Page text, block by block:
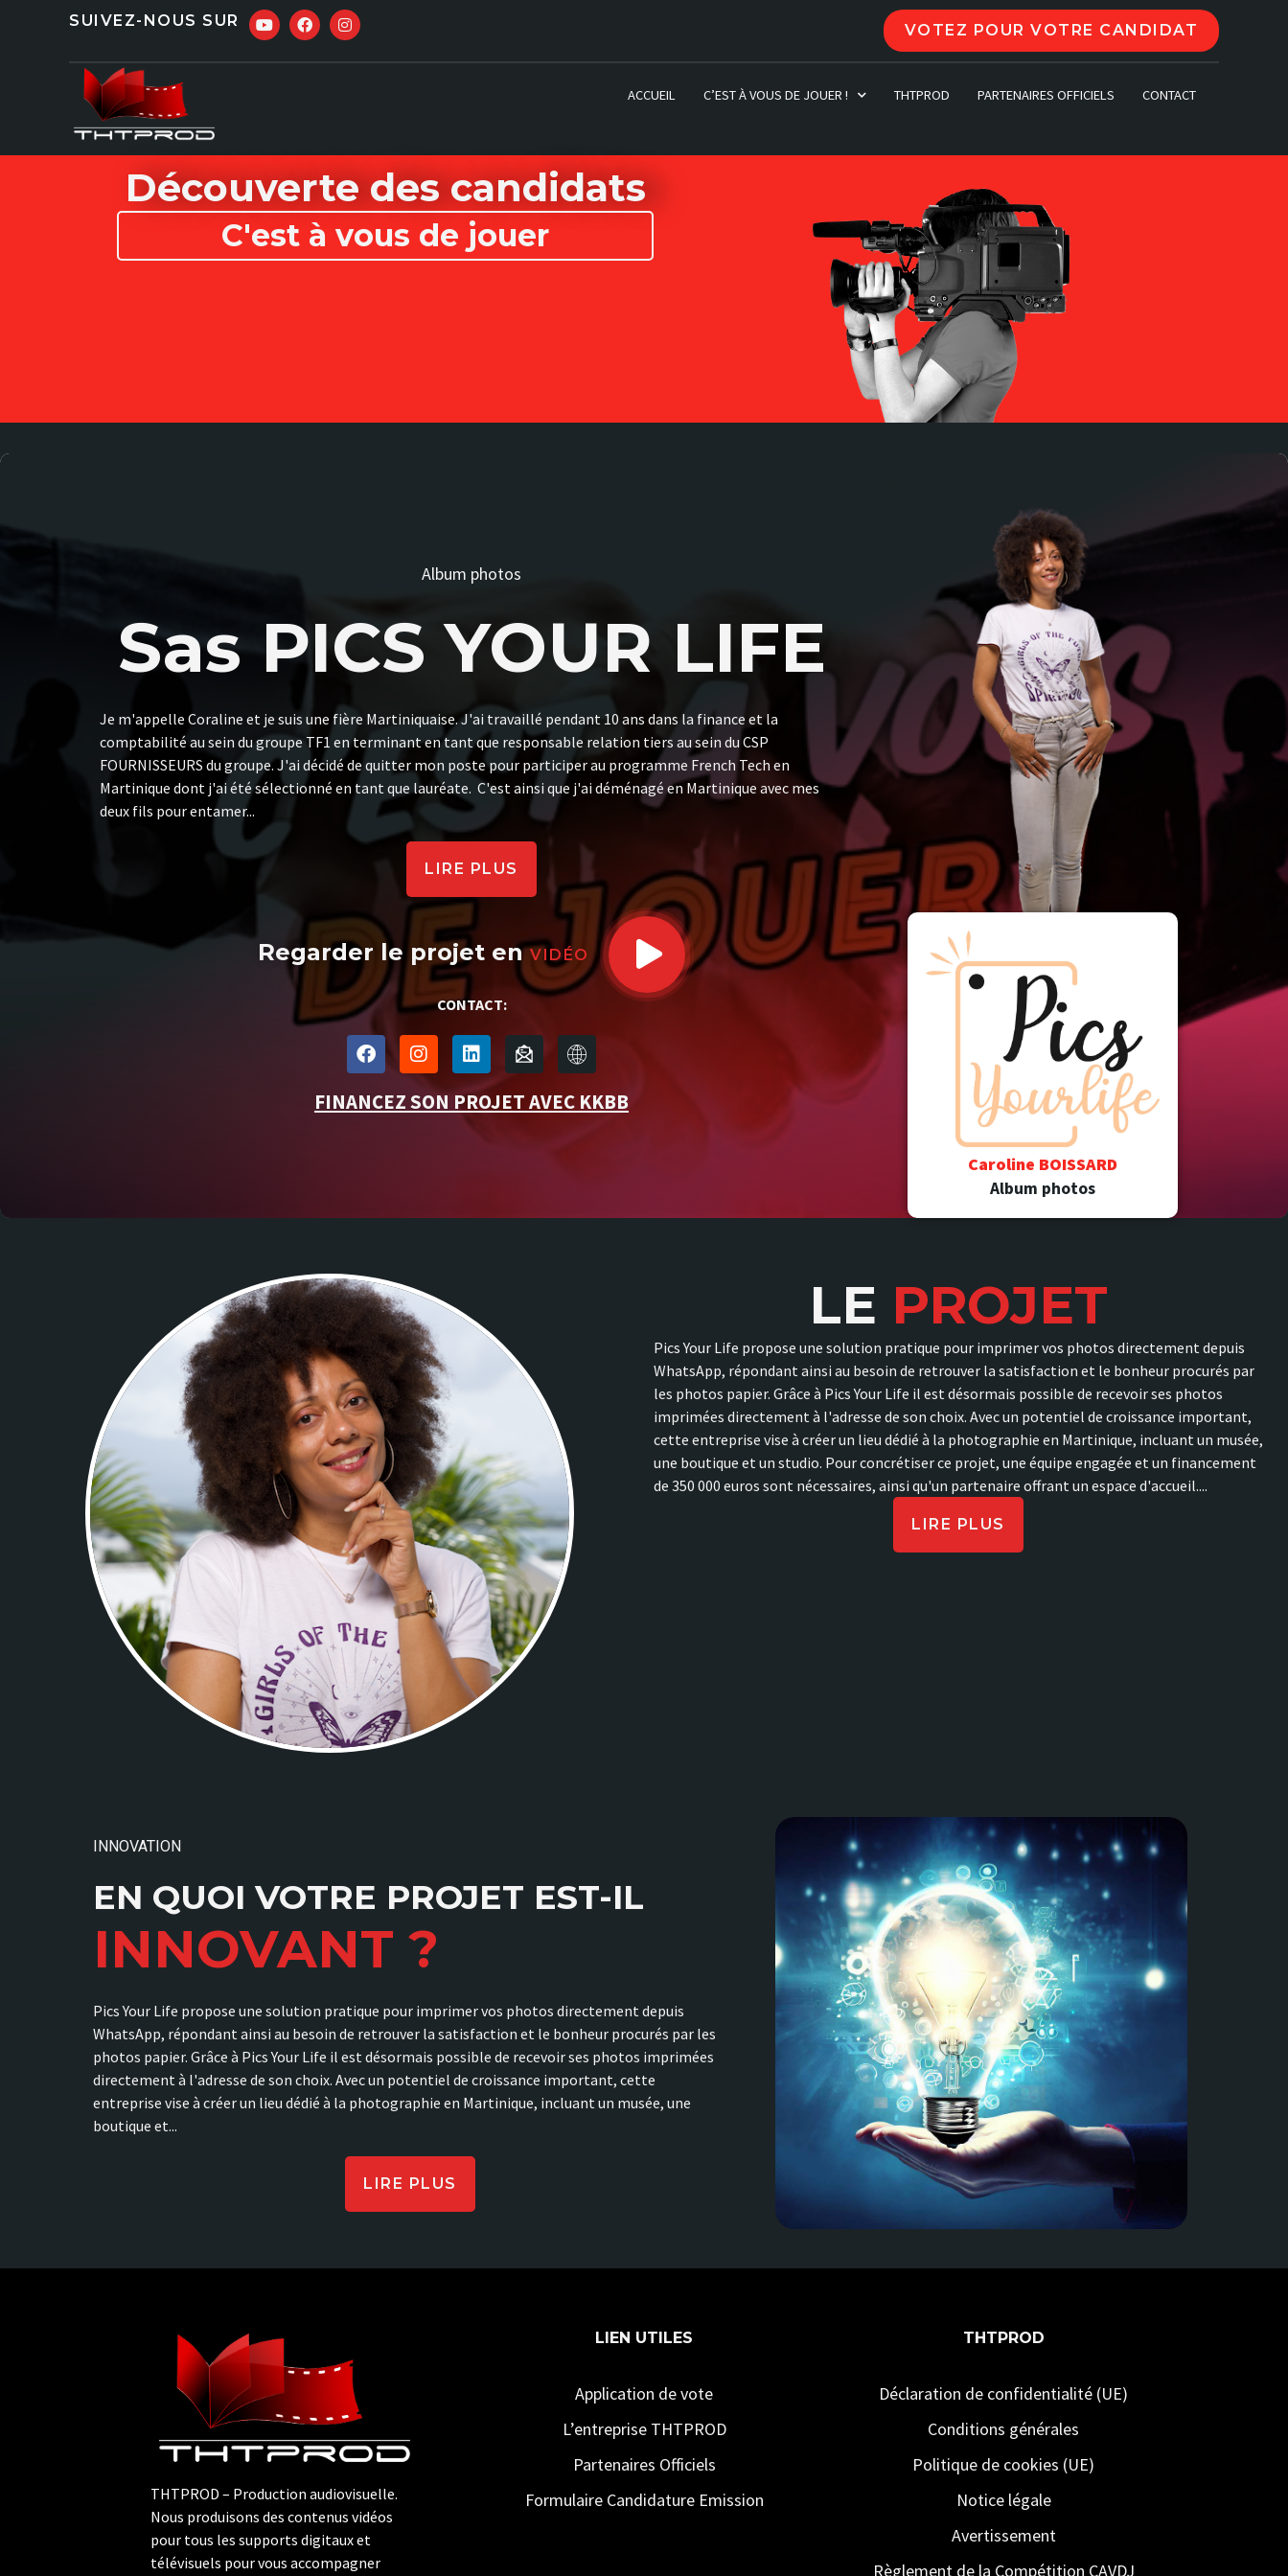
SUIVEZ-NOUS SUR
VOTEZ POUR VOTRE CANDIDAT
ACCUEIL C’EST À VOUS DE JOUER ! THTPROD PARTENAIRES OFFICIELS CONTACT
Découverte des candidats
C'est à vous de jouer
Album photos
Sas PICS YOUR LIFE
Je m'appelle Coraline et je suis une fière Martiniquaise. J'ai travaillé pendant 10 ans dans la finance et la
comptabilité au sein du groupe TF1 en terminant en tant que responsable relation tiers au sein du CSP
FOURNISSEURS du groupe. J'ai décidé de quitter mon poste pour participer au programme French Tech en
Martinique dont j'ai été sélectionné en tant que lauréate. C'est ainsi que j'ai déménagé en Martinique avec mes
deux fils pour entamer...
LIRE PLUS
Regarder le projet enVIDÉO
CONTACT:
FINANCEZ SON PROJET AVEC KKBB
Caroline BOISSARD
Album photos
LE PROJET
Pics Your Life propose une solution pratique pour imprimer vos photos directement depuis
WhatsApp, répondant ainsi au besoin de retrouver la satisfaction et le bonheur procurés par
les photos papier. Grâce à Pics Your Life il est désormais possible de recevoir ses photos
imprimées directement à l'adresse de son choix. Avec un potentiel de croissance important,
cette entreprise vise à créer un lieu dédié à la photographie en Martinique, incluant un musée,
une boutique et un studio. Pour concrétiser ce projet, une équipe engagée et un financement
de 350 000 euros sont nécessaires, ainsi qu'un partenaire offrant un espace d'accueil....
LIRE PLUS
INNOVATION
EN QUOI VOTRE PROJET EST-IL
INNOVANT ?
Pics Your Life propose une solution pratique pour imprimer vos photos directement depuis
WhatsApp, répondant ainsi au besoin de retrouver la satisfaction et le bonheur procurés par les
photos papier. Grâce à Pics Your Life il est désormais possible de recevoir ses photos imprimées
directement à l'adresse de son choix. Avec un potentiel de croissance important, cette
entreprise vise à créer un lieu dédié à la photographie en Martinique, incluant un musée, une
boutique et...
LIRE PLUS
THTPROD – Production audiovisuelle.
Nous produisons des contenus vidéos
pour tous les supports digitaux et
télévisuels pour vous accompagner
LIEN UTILES
Application de vote
L’entreprise THTPROD
Partenaires Officiels
Formulaire Candidature Emission
THTPROD
Déclaration de confidentialité (UE)
Conditions générales
Politique de cookies (UE)
Notice légale
Avertissement
Règlement de la Compétition CAVDJ